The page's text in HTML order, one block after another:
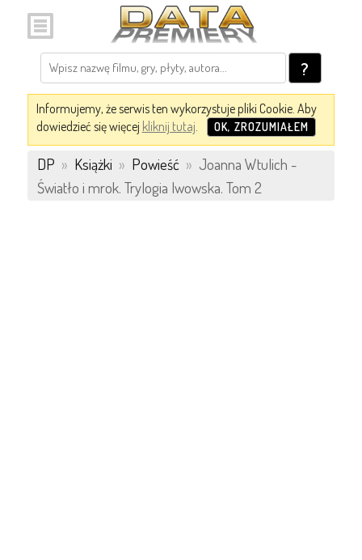
?
Informujemy, że serwis ten wykorzystuje pliki Cookie. Aby
dowiedzieć się więcej kliknij tutaj. OK, ZROZUMIAŁEM
DP » Książki » Powieść » Joanna Wtulich -
Światło i mrok. Trylogia lwowska. Tom 2